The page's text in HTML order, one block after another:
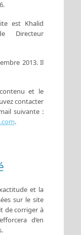
est Khalid
Directeur
2013. Il
et le
contacter
suivante :
.
et la
sur le site
de corriger à
d’en